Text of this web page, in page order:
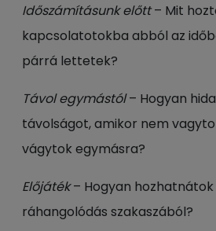
Időszámításunk előtt– Mit
kapcsolatotokba abból az
párrá lettetek?
Távol egymástól– Hogyan
távolságot, amikor nem
vágytok egymásra?
Előjáték– Hogyan
ráhangolódás szakaszából?